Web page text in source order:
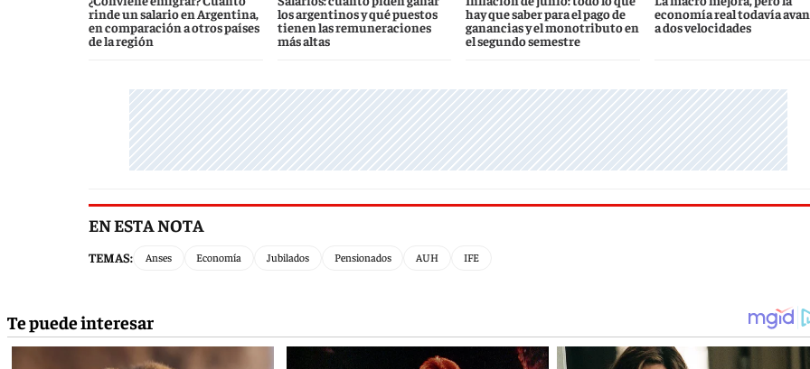
rinde un salario en Argentina,
en comparación a otros países
de la región
los argentinos y qué puestos
tienen las remuneraciones
más altas
hay que saber para el pago de
ganancias y el monotributo en
el segundo semestre
economía real todavía
a dos velocidades
EN ESTA NOTA
TEMAS: Anses Economía Jubilados Pensionados AUH IFE